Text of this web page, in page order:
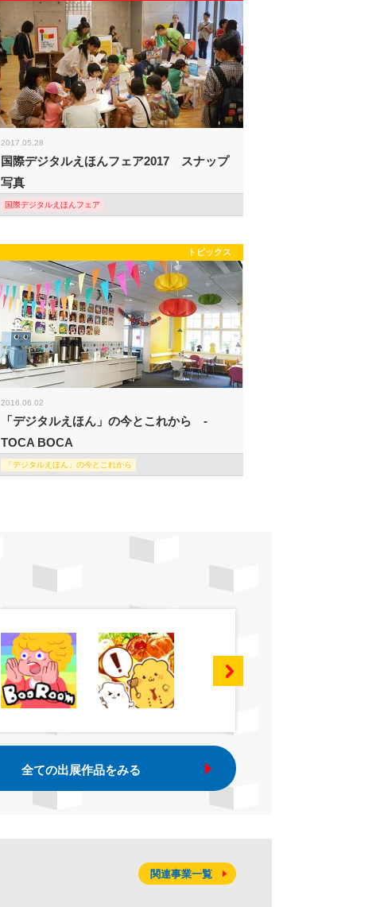
2017.05.28
国際デジタルえほんフェア2017 スナップ
写真
国際デジタルえほんフェア
トピックス
2016.06.02
「デジタルえほん」の今とこれから -
TOCA BOCA
「デジタルえほん」の今とこれから
全ての出展作品をみる
関連事業一覧